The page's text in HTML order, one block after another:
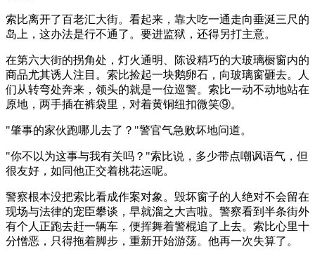
索比离开了百老汇大街。看起来，靠大吃一通走向垂涎三尺的
岛上，这办法是行不通了。要进监狱，还得另打主意。
在第六大街的拐角处，灯火通明、陈设精巧的大玻璃橱窗内的
商品尤其诱人注目。索比捡起一块鹅卵石，向玻璃窗砸去。人
们从转弯处奔来，领头的就是一位巡警。索比一动不动地站在
原地，两手插在裤袋里，对着黄铜纽扣微笑⑨。
"肇事的家伙跑哪儿去了？"警官气急败坏地问道。
"你不以为这事与我有关吗？"索比说，多少带点嘲讽语气，但
很友好，如同他正交着桃花运呢。
警察根本没把索比看成作案对象。毁坏窗子的人绝对不会留在
现场与法律的宠臣攀谈，早就溜之大吉啦。警察看到半条街外
有个人正跑去赶一辆车，便挥舞着警棍追了上去。索比心里十
分憎恶，只得拖着脚步，重新开始游荡。他再一次失算了。